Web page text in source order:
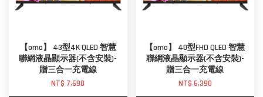
【omo】 43型4K QLED 智慧
聯網液晶顯示器(不含安裝)-
贈三合一充電線
NT$ 7,690
【omo】 40型FHD QLED 智慧
聯網液晶顯示器(不含安裝)-
贈三合一充電線
NT$ 6,390